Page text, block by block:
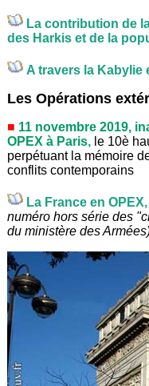
La contribution de
des Harkis et de la
A travers la Kabylie
Les Opérations
11 novembre 2019,
OPEX à Paris, le 10è
perpétuant la mémoire
conflits contemporains
La France en
numéro hors série des
du ministère des